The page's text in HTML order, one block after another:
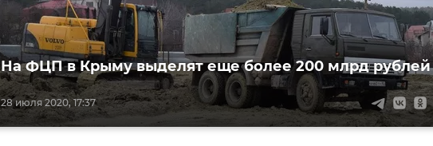
28 июля 2020, 17:37
На ФЦП в Крыму выделят еще более 200 млрд рублей